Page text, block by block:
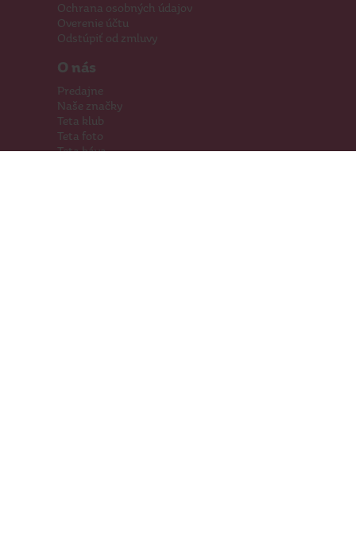
Ochrana osobných údajov
Overenie účtu
Odstúpiť od zmluvy
O nás
Predajne
Naše značky
Teta klub
Teta foto
Teta káva